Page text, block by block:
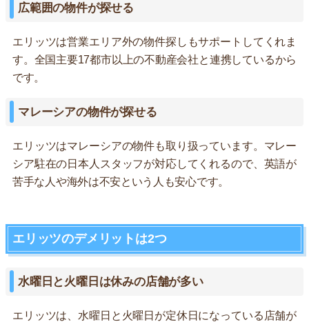
広範囲の物件が探せる
エリッツは営業エリア外の物件探しもサポートしてくれま
す。全国主要17都市以上の不動産会社と連携しているから
です。
マレーシアの物件が探せる
エリッツはマレーシアの物件も取り扱っています。マレー
シア駐在の日本人スタッフが対応してくれるので、英語が
苦手な人や海外は不安という人も安心です。
エリッツのデメリットは2つ
水曜日と火曜日は休みの店舗が多い
エリッツは、水曜日と火曜日が定休日になっている店舗が